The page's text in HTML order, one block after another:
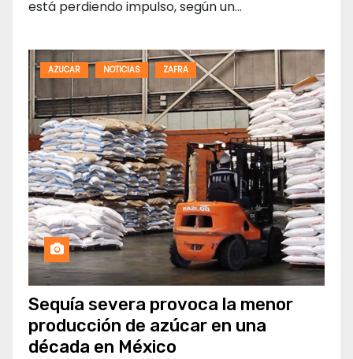
está perdiendo impulso, según un…
AZUCAR NOTICIAS ZAFRA
Sequía severa provoca la menor
producción de azúcar en una
década en México